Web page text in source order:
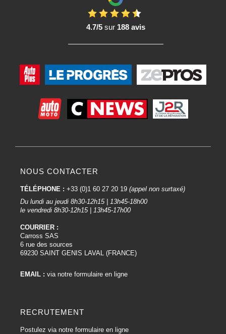
4.7/5sur 188 avis
NOUS CONTACTER
TÉLÉPHONE : +33 (0)1 60 27 20 19 (appel non surtaxé)
Du lundi au jeudi 8h30-12h15 | 13h45-18h00
le vendredi 8h30-12h15 | 13h45-17h00
COURRIER :
Carross SAS
6 rue des sources
69230 SAINT GENIS LAVAL (FRANCE)
EMAIL : via notre formulaire en ligne
RECRUTEMENT
Postulez via notre formulaire en ligne